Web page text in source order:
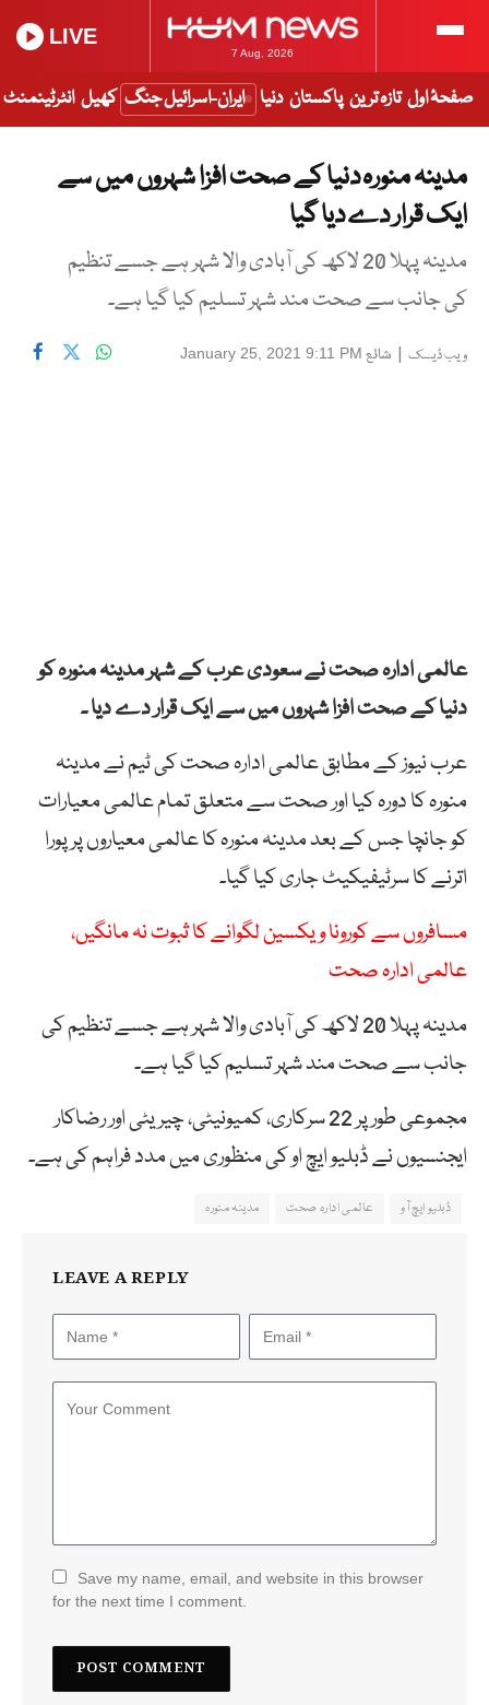
7 Aug, 2026
LIVE
صفحۂ اول تازہ ترین پاکستان دنیا ایران-اسرائیل جنگ کھیل انٹرٹینمنٹ
مدینہ منورہ دنیا کے صحت افزا شہروں میں سے
ایک قرار دے دیا گیا
مدینہ پہلا 20 لاکھ کی آبادی والا شہر ہے جسے تنظیم
کی جانب سے صحت مند شہر تسلیم کیا گیا ہے۔
ویب ڈیسک | شائع January 25, 2021 9:11 PM
عالمی ادارہ صحت نے سعودی عرب کے شہر مدینہ منورہ کو
دنیا کے صحت افزا شہروں میں سے ایک قرار دے دیا ۔
عرب نیوز کے مطابق عالمی ادارہ صحت کی ٹیم نے مدینہ
منورہ کا دورہ کیا اور صحت سے متعلق تمام عالمی معیارات
کو جانچا جس کے بعد مدینہ منورہ کا عالمی معیاروں پر پورا
اترنے کا سرٹیفیکیٹ جاری کیا گیا۔
مسافروں سے کورونا ویکسین لگوانے کا ثبوت نہ مانگیں،
عالمی ادارہ صحت
مدینہ پہلا 20 لاکھ کی آبادی والا شہر ہے جسے تنظیم کی
جانب سے صحت مند شہر تسلیم کیا گیا ہے۔
مجموعی طور پر 22 سرکاری، کمیونیٹی، چیریٹی اور رضاکار
ایجنسیوں نے ڈبلیو ایچ او کی منظوری میں مدد فراہم کی ہے۔
ڈبلیو ایچ آو عالمی ادارہ صحت مدینہ منورہ
LEAVE A REPLY
Save my name, email, and website in this browser
for the next time I comment.